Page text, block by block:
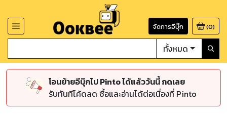
จัดการอีบุ๊ก (0)
ทั้งหมด
โอนย้ายอีบุ๊กไป Pinto ได้แล้ววันนี้ กดเลย
รับทันทีโค้ดลด ซื้อและอ่านได้ต่อเนื่องที่ Pinto